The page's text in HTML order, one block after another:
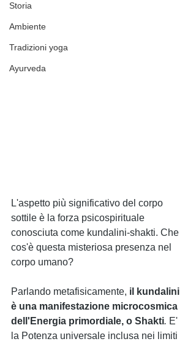
Storia
Ambiente
Tradizioni yoga
Ayurveda
L'aspetto più significativo del corpo
sottile è la forza psicospirituale
conosciuta come kundalini-shakti. Che
cos'è questa misteriosa presenza nel
corpo umano?
Parlando metafisicamente, il kundalini
è una manifestazione microcosmica
dell'Energia primordiale, o Shakti. E'
la Potenza universale inclusa nei limiti